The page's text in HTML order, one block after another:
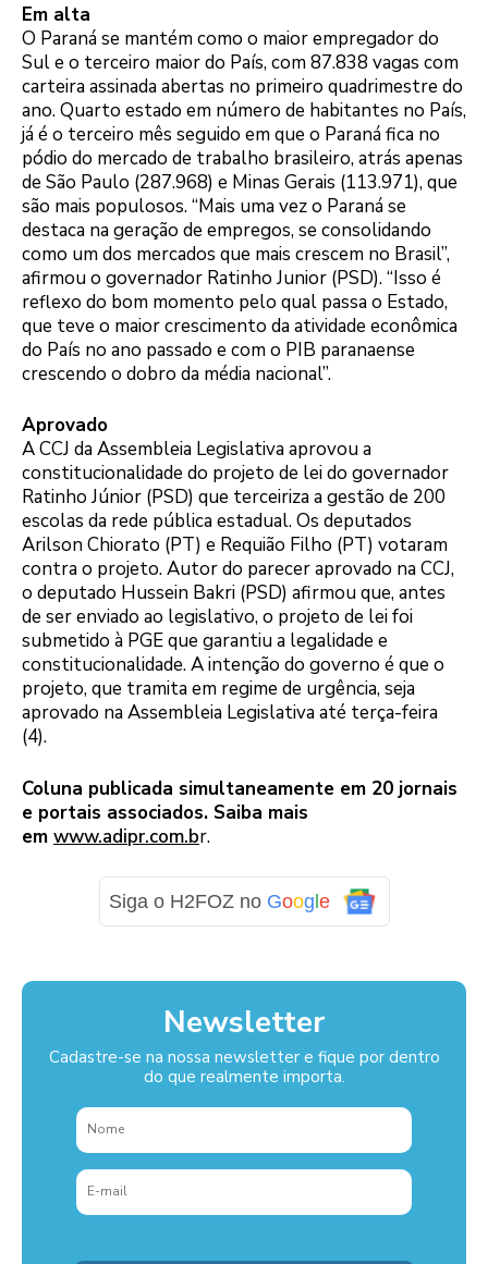
Em alta
O Paraná se mantém como o maior empregador do
Sul e o terceiro maior do País, com 87.838 vagas com
carteira assinada abertas no primeiro quadrimestre do
ano. Quarto estado em número de habitantes no País,
já é o terceiro mês seguido em que o Paraná fica no
pódio do mercado de trabalho brasileiro, atrás apenas
de São Paulo (287.968) e Minas Gerais (113.971), que
são mais populosos. “Mais uma vez o Paraná se
destaca na geração de empregos, se consolidando
como um dos mercados que mais crescem no Brasil”,
afirmou o governador Ratinho Junior (PSD). “Isso é
reflexo do bom momento pelo qual passa o Estado,
que teve o maior crescimento da atividade econômica
do País no ano passado e com o PIB paranaense
crescendo o dobro da média nacional”.
Aprovado
A CCJ da Assembleia Legislativa aprovou a
constitucionalidade do projeto de lei do governador
Ratinho Júnior (PSD) que terceiriza a gestão de 200
escolas da rede pública estadual. Os deputados
Arilson Chiorato (PT) e Requião Filho (PT) votaram
contra o projeto. Autor do parecer aprovado na CCJ,
o deputado Hussein Bakri (PSD) afirmou que, antes
de ser enviado ao legislativo, o projeto de lei foi
submetido à PGE que garantiu a legalidade e
constitucionalidade. A intenção do governo é que o
projeto, que tramita em regime de urgência, seja
aprovado na Assembleia Legislativa até terça-feira
(4).
Coluna publicada simultaneamente em 20 jornais
e portais associados. Saiba mais
em www.adipr.com.br.
Siga o H2FOZ no Goog e
Newsletter
Cadastre-se na nossa newsletter e fique por dentro
do que realmente importa.